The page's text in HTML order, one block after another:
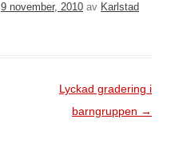
9 november, 2010 av Karlstad
Lyckad gradering i
barngruppen →